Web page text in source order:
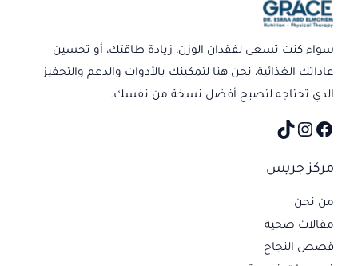
سواء كنت تسعى لفقدان الوزن، زيادة طاقتك، أو تحسين
عاداتك الغذائية، نحن هنا لتمكينك بالأدوات والدعم والتحفيز
الذي تحتاجه لتصبح أفضل نسخة من نفسك.
مركز جريس
من نحن
مقالات صحية
قصص النجاح